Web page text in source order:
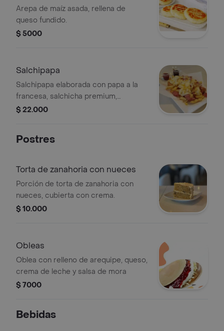
Arepa de maíz asada, rellena de
queso fundido.
$ 5000
Salchipapa
Salchipapa elaborada con papa a la
francesa, salchicha premium,
maduritos, queso fundido, maicitos y
$ 22.000
Postres
Torta de zanahoria con nueces
Porción de torta de zanahoria con
nueces, cubierta con crema.
$ 10.000
Obleas
Oblea con relleno de arequipe, queso,
crema de leche y salsa de mora
$ 7000
Bebidas